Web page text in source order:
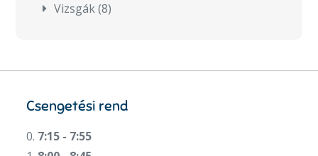
Vizsgák(8)
Csengetési rend
0. 7:15 - 7:55